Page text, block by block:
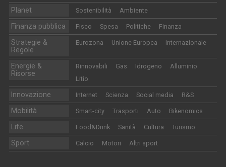
Planet Sostenibilità Ambiente
Finanza pubblica Fisco Spesa Politiche Finanza
Strategie &
Regole
Eurozona Unione Europea Internazionale
Energie &
Risorse
Rinnovabili Gas Idrogeno
Alluminio
Litio
Innovazione Internet Scienza Social media R&S
Mobilità Smart-city Trasporti Auto Bikenomics
Life Food&Drink Sanità Cultura Turismo
Sport Calcio Motori Altri sport